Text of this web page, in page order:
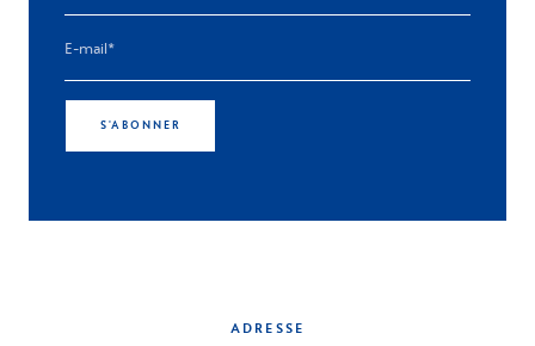
S'ABONNER
ADRESSE